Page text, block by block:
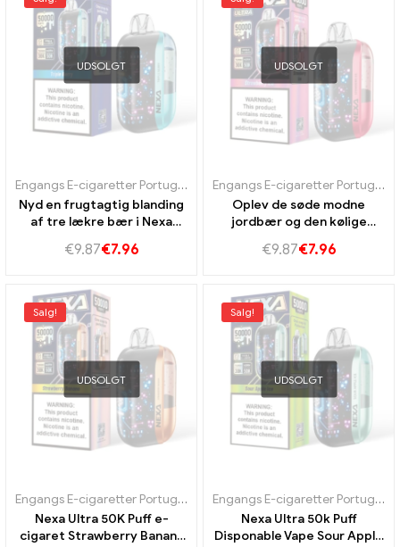
UDSOLGT
Engangs E-cigaretter Portugal Engangs e-cigaretter Sverige,
Nyd en frugtagtig blanding
af tre lækre bær i Nexa
€9.87€7.96
UDSOLGT
Engangs E-cigaretter Portugal
Oplev de søde modne
jordbær og den kølige
vape
€9.87€7.96
Salg!
UDSOLGT
Engangs E-cigaretter Portugal Engangs e-cigaretter Sverige,
Nexa Ultra 50K Puff e-
cigaret Strawberry Banana
Salg!
UDSOLGT
Engangs E-cigaretter Portugal
Nexa Ultra 50k Puff
Disponable Vape Sour Apple